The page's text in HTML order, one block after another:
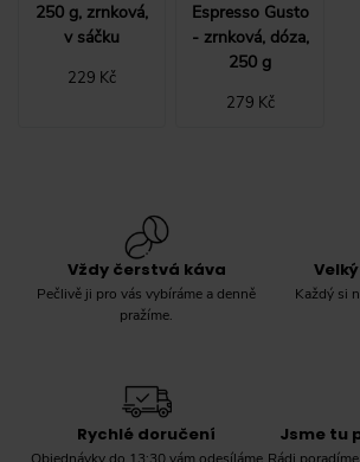
250 g, zrnková,
v sáčku
229 Kč
Espresso Gusto
- zrnková, dóza,
250 g
279 Kč
Vždy čerstvá káva
Pečlivě ji pro vás vybíráme a denně
pražíme.
Každý si
Rychlé doručení
Objednávky do 13:30 vám odesíláme
Jsme tu
Rádi